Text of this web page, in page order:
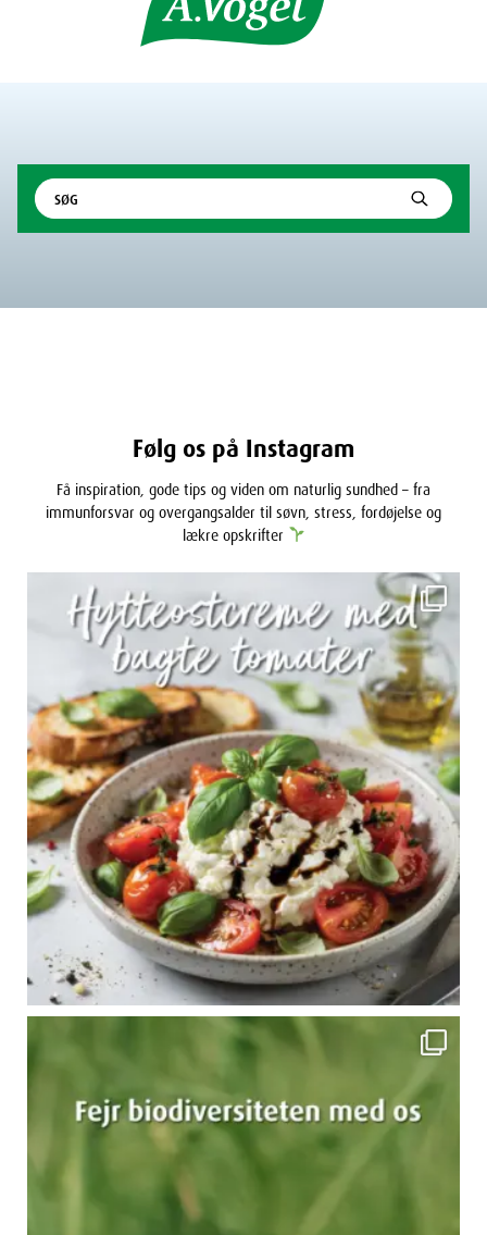
Følg os på Instagram
Få inspiration, gode tips og viden om naturlig sundhed – fra
immunforsvar og overgangsalder til søvn, stress, fordøjelse og
lækre opskrifter